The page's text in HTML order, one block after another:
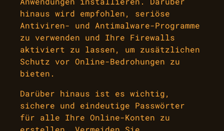
hinaus wird empfohlen, seriöse
Antiviren- und Antimalware-Programme
zu verwenden und Ihre Firewalls
aktiviert zu lassen, um zusätzlichen
Schutz vor Online-Bedrohungen zu
bieten.
Darüber hinaus ist es wichtig,
sichere und eindeutige Passwörter
für alle Ihre Online-Konten zu